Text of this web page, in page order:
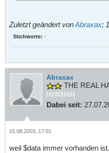
Zuletzt geändert vonAbraxax;
Stichworte: -
Abraxax
THE REAL
Dabei seit:
15.08.2003, 17:01
weil $data immer vorhanden